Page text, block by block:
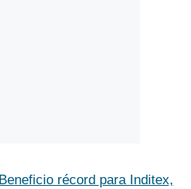
Beneficio récord para Inditex,